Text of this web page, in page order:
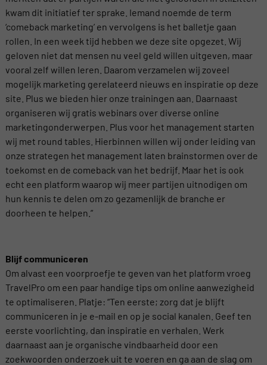
kwam dit initiatief ter sprake. Iemand noemde de term
‘comeback marketing’ en vervolgens is het balletje gaan
rollen. In een week tijd hebben we deze site opgezet. Wij
geloven niet dat mensen nu veel geld willen uitgeven, maar
vooral zelf willen leren. Daarom verzamelen wij zoveel
mogelijk marketing gerelateerd nieuws en inspiratie op deze
site. Plus we bieden hier onze trainingen aan. Daarnaast
organiseren wij gratis webinars over diverse online
marketingonderwerpen. Plus voor het management starten
wij met round tables. Hierbinnen willen wij onder leiding van
onze strategen het management laten brainstormen over de
toekomst en de comeback van het bedrijf. Maar het is ook
echt een platform waarop wij meer partijen uitnodigen om
hun kennis te delen om zo gezamenlijk de branche er
doorheen te helpen.”
Blijf communiceren
Om alvast een voorproefje te geven van het platform vroeg
TravelPro om een paar handige tips om online aanwezigheid
te optimaliseren. Platje: “Ten eerste; zorg dat je blijft
communiceren in je e-mail en op je social kanalen. Geef ten
eerste voorlichting, dan inspiratie en verhalen. Werk
daarnaast aan je organische vindbaarheid door een
zoekwoorden onderzoek uit te voeren en ga aan de slag om